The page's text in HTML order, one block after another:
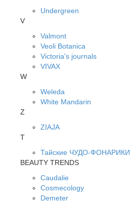
Undergreen
V
Valmont
Veoli Botanica
Victoria's journals
VIVAX
W
Weleda
White Mandarin
Z
ZIAJA
Т
Тайские ЧУДО-ФОНАРИКИ
BEAUTY TRENDS
Caudalie
Cosmecology
Demeter